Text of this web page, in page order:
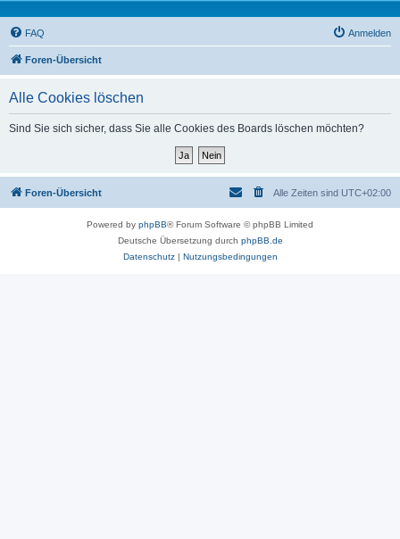
FAQ Anmelden
Foren-Übersicht
Alle Cookies löschen
Sind Sie sich sicher, dass Sie alle Cookies des Boards löschen möchten?
Foren-Übersicht Alle Zeiten sind UTC+02:00
Powered by phpBB® Forum Software © phpBB Limited
Deutsche Übersetzung durch phpBB.de
Datenschutz| Nutzungsbedingungen